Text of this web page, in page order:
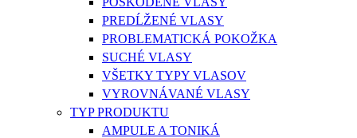
PREDĹŽENÉ VLASY
PROBLEMATICKÁ POKOŽKA
SUCHÉ VLASY
VŠETKY TYPY VLASOV
VYROVNÁVANÉ VLASY
TYP PRODUKTU
AMPULE A TONIKÁ